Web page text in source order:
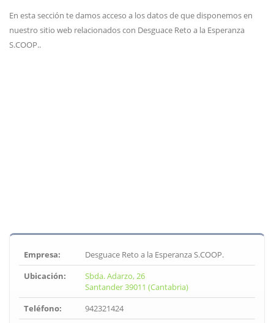
En esta sección te damos acceso a los datos de que disponemos en
nuestro sitio web relacionados con Desguace Reto a la Esperanza
S.COOP..
Empresa:
Desguace Reto a la Esperanza S.COOP.
Ubicación:
Sbda. Adarzo, 26
Santander 39011 (Cantabria)
Teléfono:
942321424